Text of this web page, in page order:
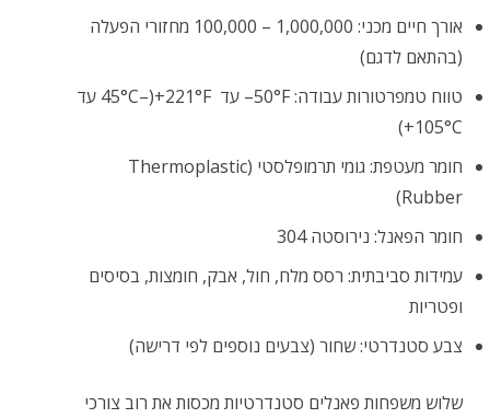
אורך חיים מכני: ‎100,000‎ – ‎1,000,000‎ מחזורי הפעלה
(בהתאם לדגם)
טווח טמפרטורות עבודה: ‎–50°F‎ עד ‎+221°F‎ ‎(–45°C‎ עד
‎+105°C‎)
חומר מעטפת: גומי תרמופלסטי (Thermoplastic
Rubber)
חומר הפאנל: נירוסטה ‎304‎
עמידות סביבתית: רסס מלח, חול, אבק, חומצות, בסיסים
ופטריות
צבע סטנדרטי: שחור (צבעים נוספים לפי דרישה)
שלוש משפחות פאנלים סטנדרטיות מכסות את רוב צורכי